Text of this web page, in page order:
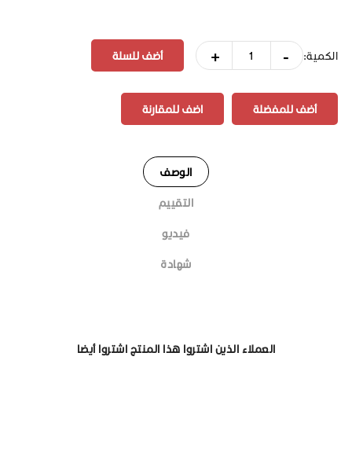
الكمية: -
+
أضف للمفضلة اضف للمقارنة
الوصف
التقييم
فيديو
شهادة
العملاء الذين اشتروا هذا المنتج اشتروا أيضا